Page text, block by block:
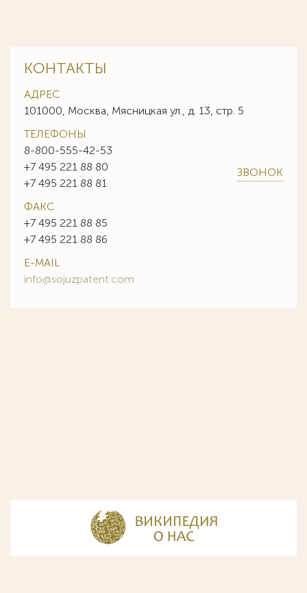
КОНТАКТЫ
АДРЕС
101000, Москва, Мясницкая ул., д. 13, стр. 5
ТЕЛЕФОНЫ
8-800-555-42-53
+7 495 221 88 80
+7 495 221 88 81
ЗВОНОК
ФАКС
+7 495 221 88 85
+7 495 221 88 86
E-MAIL
info@sojuzpatent.com